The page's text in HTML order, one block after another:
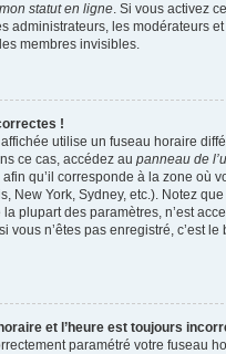
statut en ligne. Si vous activez
administrateurs, les modérateurs
membres invisibles.
!
affichée utilise un fuseau horaire
ce cas, accédez au panneau de
qu’il corresponde à la zone où
New York, Sydney, etc.). Notez
plupart des paramètres, n’est
vous n’êtes pas enregistré, c’est le
et l’heure est toujours
paramétré votre fuseau